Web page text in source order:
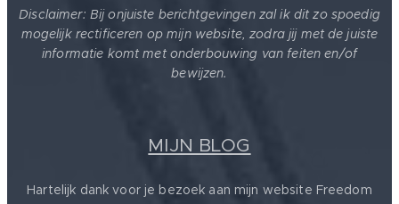
Disclaimer: Bij onjuiste berichtgevingen zal ik dit zo spoedig
mogelijk rectificeren op mijn website, zodra jij met de juiste
informatie komt met onderbouwing van feiten en/of
bewijzen.
MIJN BLOG
Hartelijk dank voor je bezoek aan mijn website Freedom